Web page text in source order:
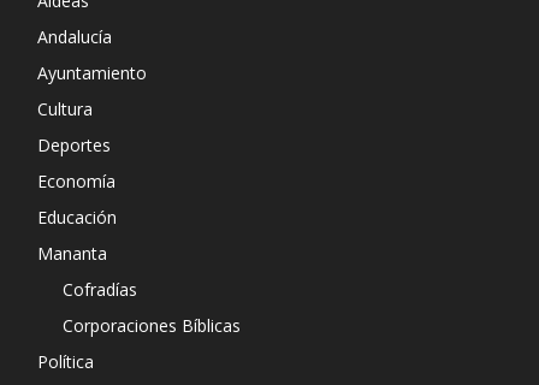
Andalucía
Ayuntamiento
Cultura
Deportes
Economía
Educación
Mananta
Cofradías
Corporaciones Bíblicas
Política